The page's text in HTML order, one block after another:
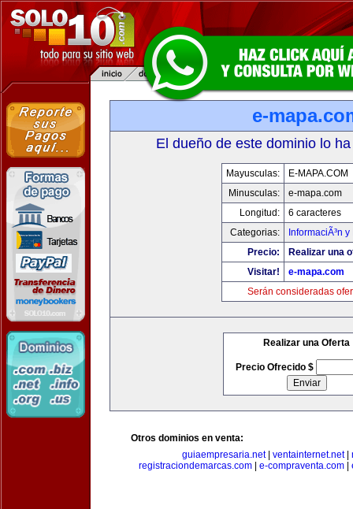
e-
El dueño de este dominio lo
Mayusculas:
E-MAPA.COM
Minusculas:
e-mapa.com
Longitud:
6 caracteres
Categorias:
InformaciÃ³n
Precio:
Realizar una
Visitar!
e-mapa.com
Serán consideradas
Realizar una Oferta
Precio Ofrecido $
Otros dominios en venta:
guiaempresaria.net| ventainternet.net|
registraciondemarcas.com| e-compraventa.com|